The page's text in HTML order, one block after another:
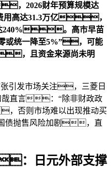
，2026财年预算规模达
用高达31.3万亿，
达240%。高市早苗
或统一降至5%”，可能
，且资金来源尚未明
张引发市场关注，三菱日
哉直言：“除非财政政
，否则市场难以出现推动买
抛售风险加剧，直
：日元外部支撑